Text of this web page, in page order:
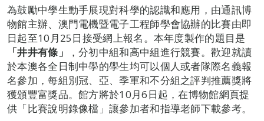
為鼓勵中學生動手展現對科學的認識和應用，由通訊博
物館主辦、澳門電機暨電子工程師學會協辦的比賽由即
日起至10月25日接受網上報名。本年度製作的題目是
「井井有條」
，分初中組和高中組進行競賽。歡迎就讀
於本澳各全日制中學的學生均可以個人或者隊際名義報
名參加，每組別冠、亞、季軍和不分組之評判推薦獎將
獲頒豐富獎品。館方將於10月6日起，在博物館網頁提
供「比賽說明錄像檔」讓參加者和指導老師下載參考。